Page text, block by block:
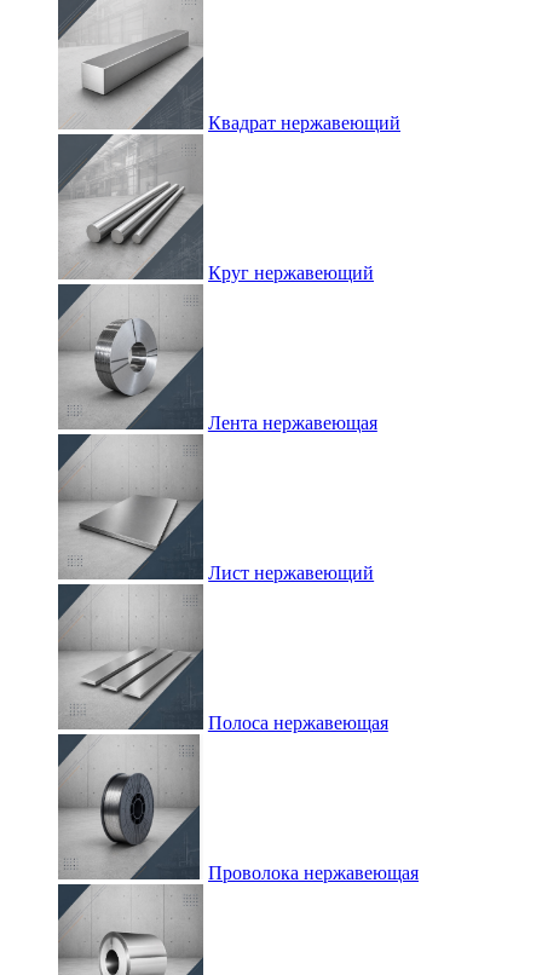
Квадрат нержавеющий
Круг нержавеющий
Лента нержавеющая
Лист нержавеющий
Полоса нержавеющая
Проволока нержавеющая